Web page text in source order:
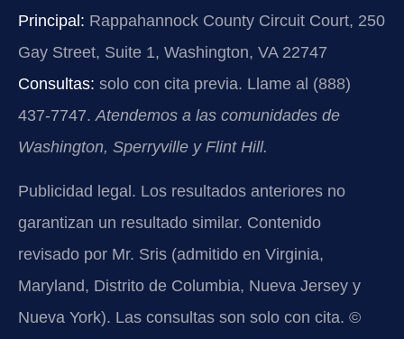
Principal: Rappahannock County Circuit Court, 250
Gay Street, Suite 1, Washington, VA 22747
Consultas: solo con cita previa. Llame al (888)
437-7747. Atendemos a las comunidades de
Washington, Sperryville y Flint Hill.
Publicidad legal. Los resultados anteriores no
garantizan un resultado similar. Contenido
revisado por Mr. Sris (admitido en Virginia,
Maryland, Distrito de Columbia, Nueva Jersey y
Nueva York). Las consultas son solo con cita. ©